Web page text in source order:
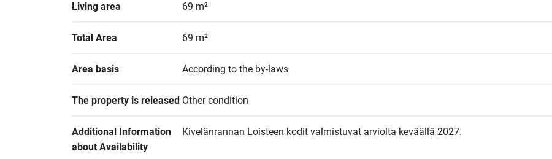
Living area 69 m²
Total Area 69 m²
Area basis According to the by-laws
The property is released Other condition
Additional Information
about Availability
Kivelänrannan Loisteen kodit valmistuvat arviolta keväällä 2027.